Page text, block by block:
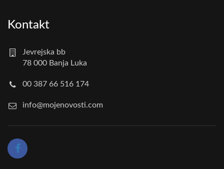
Kontakt
Jevrejska bb
78 000 Banja Luka
00 387 66 516 174
info@mojenovosti.com